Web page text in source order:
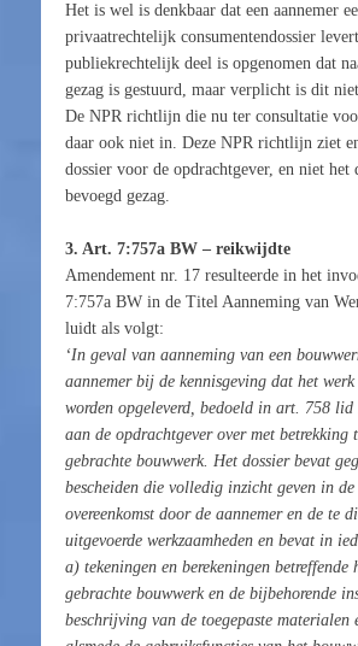
Het is wel is denkbaar dat een aannemer
privaatrechtelijk consumentendossier
publiekrechtelijk deel is opgenomen dat
gezag is gestuurd, maar verplicht is dit
De NPR richtlijn die nu ter consultatie
daar ook niet in. Deze NPR richtlijn ziet
dossier voor de opdrachtgever, en niet het
bevoegd gezag.
3. Art. 7:757a BW – reikwijdte
Amendement nr. 17 resulteerde in het
7:757a BW in de Titel Aanneming van
luidt als volgt:
‘In geval van aanneming van een
aannemer bij de kennisgeving dat het
worden opgeleverd, bedoeld in art. 758 lid
aan de opdrachtgever over met betrekking
gebrachte bouwwerk. Het dossier bevat
bescheiden die volledig inzicht geven in
overeenkomst door de aannemer en de te
uitgevoerde werkzaamheden en bevat in
a) tekeningen en berekeningen betreffende
gebrachte bouwwerk en de bijbehorende
beschrijving van de toegepaste materialen